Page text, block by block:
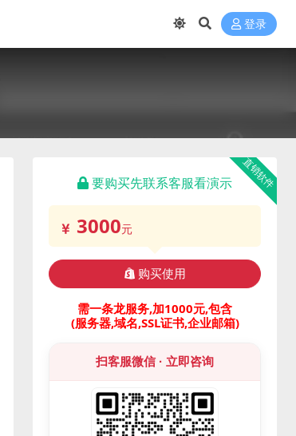
登录
直销软件
要购买先联系客服看演示
3000元
购买使用
需一条龙服务,加1000元,包含
(服务器,域名,SSL证书,企业邮箱)
扫客服微信 · 立即咨询